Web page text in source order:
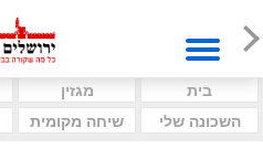
בית מגזין
השכונה שלי
שיחה מקומית